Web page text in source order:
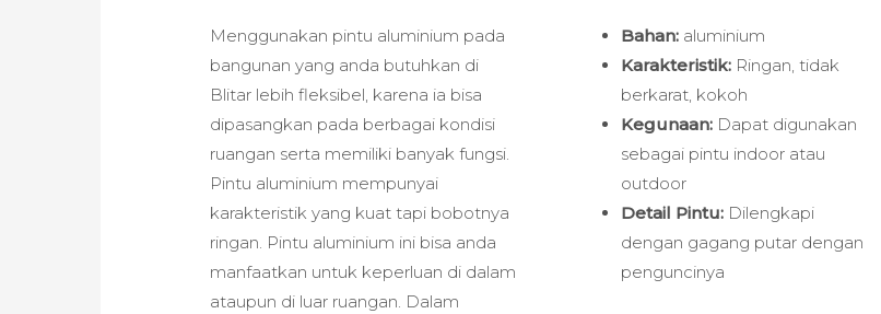
Menggunakan pintu aluminium pada
bangunan yang anda butuhkan di
Blitar lebih fleksibel, karena ia bisa
dipasangkan pada berbagai kondisi
ruangan serta memiliki banyak fungsi.
Pintu aluminium mempunyai
karakteristik yang kuat tapi bobotnya
ringan. Pintu aluminium ini bisa anda
manfaatkan untuk keperluan di dalam
ataupun di luar ruangan. Dalam
Bahan: aluminium
Karakteristik: Ringan, tidak
berkarat, kokoh
Kegunaan: Dapat digunakan
sebagai pintu indoor atau
outdoor
Detail Pintu: Dilengkapi
dengan gagang putar dengan
penguncinya